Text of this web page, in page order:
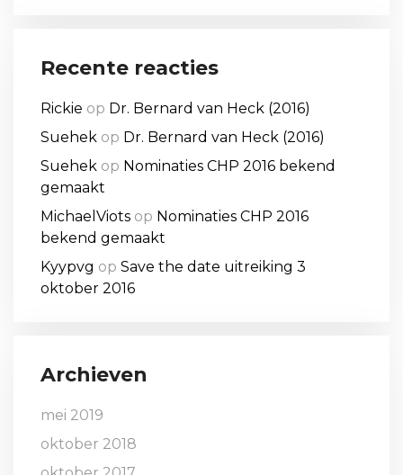
Recente reacties
Rickie op Dr. Bernard van Heck (2016)
Suehek op Dr. Bernard van Heck (2016)
Suehek op Nominaties CHP 2016 bekend
gemaakt
MichaelViots op Nominaties CHP 2016
bekend gemaakt
Kyypvg op Save the date uitreiking 3
oktober 2016
Archieven
mei 2019
oktober 2018